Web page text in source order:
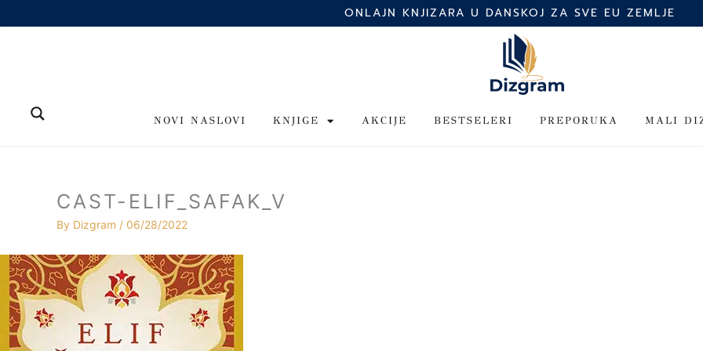
to
ONLAJN KNJIZARA U DANSKOJ ZA SVE EU ZEMLJE
NOVI NASLOVI KNJIGE AKCIJE BESTSELERI PREPORUKA MALI
CAST-ELIF_SAFAK_V
By Dizgram / 06/28/2022